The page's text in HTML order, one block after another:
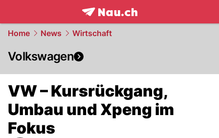
frontpage.NAU.ch
Home News Wirtschaft
Volkswagen
VW – Kursrückgang,
Umbau und Xpeng im
Fokus